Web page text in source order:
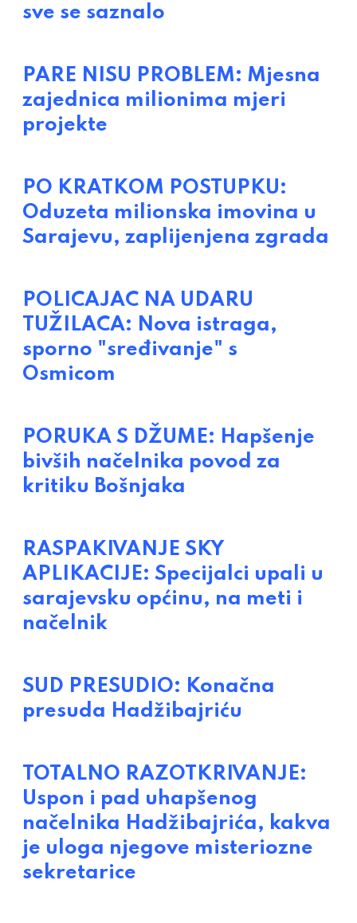
sve se saznalo
PARE NISU PROBLEM: Mjesna
zajednica milionima mjeri
projekte
PO KRATKOM POSTUPKU:
Oduzeta milionska imovina u
Sarajevu, zaplijenjena zgrada
POLICAJAC NA UDARU
TUŽILACA: Nova istraga,
sporno "sređivanje" s
Osmicom
PORUKA S DŽUME: Hapšenje
bivših načelnika povod za
kritiku Bošnjaka
RASPAKIVANJE SKY
APLIKACIJE: Specijalci upali u
sarajevsku općinu, na meti i
načelnik
SUD PRESUDIO: Konačna
presuda Hadžibajriću
TOTALNO RAZOTKRIVANJE:
Uspon i pad uhapšenog
načelnika Hadžibajrića, kakva
je uloga njegove misteriozne
sekretarice